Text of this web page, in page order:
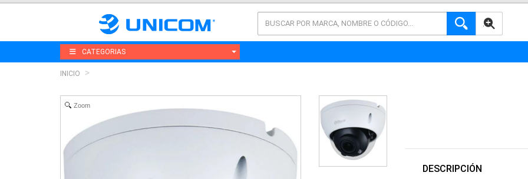
AVANZADA
CATEGORIAS
INICIO
Zoom
DESCRIPCIÓN